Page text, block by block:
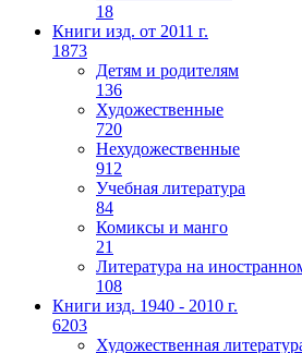
18
Книги изд. от 2011 г.
1873
Детям и родителям
136
Художественные
720
Нехудожественные
912
Учебная литература
84
Комиксы и манго
21
Литература на
108
Книги изд. 1940 - 2010 г.
6203
Художественная